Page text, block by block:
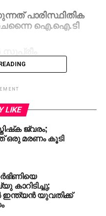
പാരിസ്ഥിതിക
ചെന്നൈ ഐ.ഐ.ടി
LIKE
ജ്വരം;
ഒരു മരണം കൂടി
ഇന്ത്യന്‍ യുവതിക്ക്